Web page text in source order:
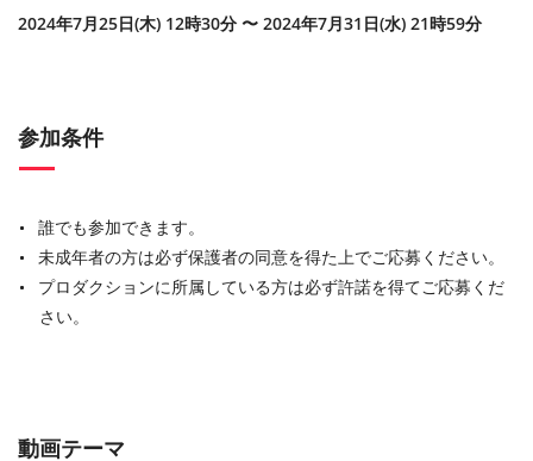
2024年7月25日(木) 12時30分 〜 2024年7月31日(水) 21時59分
参加条件
誰でも参加できます。
未成年者の方は必ず保護者の同意を得た上でご応募ください。
プロダクションに所属している方は必ず許諾を得てご応募くだ
さい。
動画テーマ